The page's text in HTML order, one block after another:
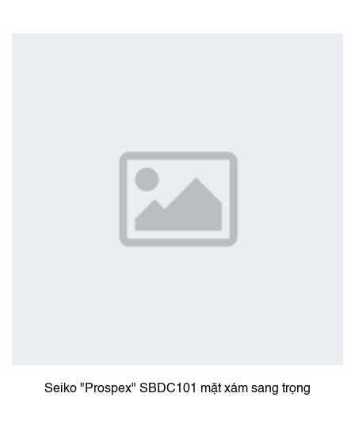
Seiko "Prospex" SBDC101 mặt xám sang trọng